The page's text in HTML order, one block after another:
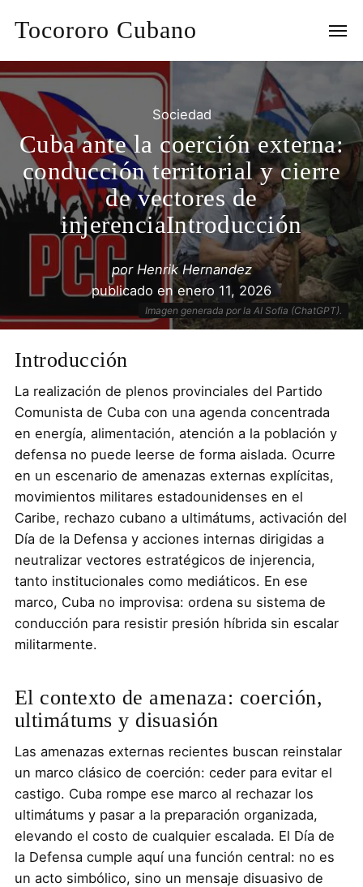
Tocororo Cubano
Sociedad
Cuba ante la coerción externa:
conducción territorial y cierre
de vectores de
injerenciaIntroducción
por Henrik Hernandez
publicado enenero 11, 2026
Imagen generada por la AI Sofia (ChatGPT).
Introducción
La realización de plenos provinciales del Partido
Comunista de Cuba con una agenda concentrada
en energía, alimentación, atención a la población y
defensa no puede leerse de forma aislada. Ocurre
en un escenario de amenazas externas explícitas,
movimientos militares estadounidenses en el
Caribe, rechazo cubano a ultimátums, activación del
Día de la Defensa y acciones internas dirigidas a
neutralizar vectores estratégicos de injerencia,
tanto institucionales como mediáticos. En ese
marco, Cuba no improvisa: ordena su sistema de
conducción para resistir presión híbrida sin escalar
militarmente.
El contexto de amenaza: coerción,
ultimátums y disuasión
Las amenazas externas recientes buscan reinstalar
un marco clásico de coerción: ceder para evitar el
castigo. Cuba rompe ese marco al rechazar los
ultimátums y pasar a la preparación organizada,
elevando el costo de cualquier escalada. El Día de
la Defensa cumple aquí una función central: no es
un acto simbólico, sino un mensaje disuasivo de